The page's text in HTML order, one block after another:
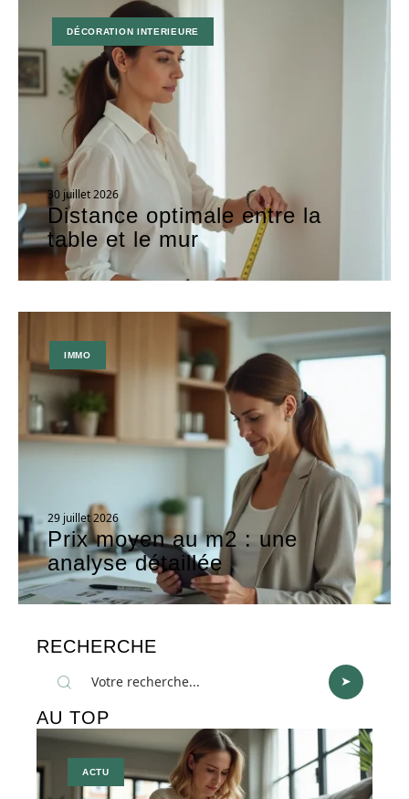
DÉCORATION INTERIEURE
30 juillet 2026
Distance optimale entre la
table et le mur
IMMO
29 juillet 2026
Prix moyen au m2 : une
analyse détaillée
RECHERCHE
AU TOP
ACTU